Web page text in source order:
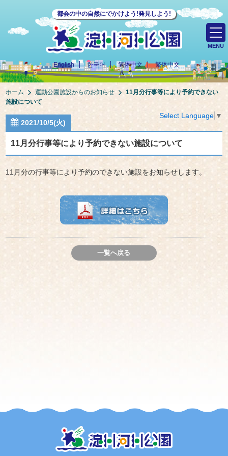
都会の中の自然にでかけよう!発見しよう!
English 한국어 简体中文 繁体中文
MENU
ホーム 運動公園施設からのお知らせ
11月分行事等により予約できない
施設について
Select Language ▼
2021/10/5(火)
11月分行事等により予約できない施設について
11月分の行事等により予約のできない施設をお知らせします。
一覧へ戻る